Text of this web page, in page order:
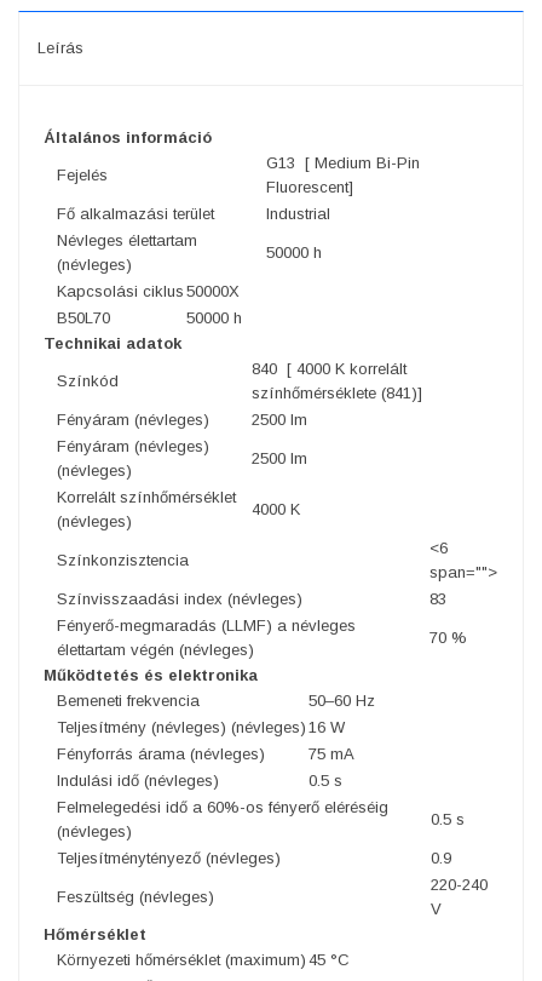
Leírás
Általános információ
Fejelés
G13 [ Medium Bi-Pin
Fluorescent]
Fő alkalmazási terület
Industrial
Névleges élettartam
(névleges)
50000 h
Kapcsolási ciklus 50000X
B50L70
50000 h
Technikai adatok
Színkód
840 [ 4000 K korrelált
színhőmérséklete (841)]
Fényáram (névleges)
2500 lm
Fényáram (névleges)
(névleges)
2500 lm
Korrelált színhőmérséklet
(névleges)
4000 K
Színkonzisztencia
<6
span="">
Színvisszaadási index (névleges)
83
Fényerő-megmaradás (LLMF) a névleges
élettartam végén (névleges)
70 %
Működtetés és elektronika
Bemeneti frekvencia
50–60 Hz
Teljesítmény (névleges) (névleges) 16 W
Fényforrás árama (névleges)
75 mA
Indulási idő (névleges)
0.5 s
Felmelegedési idő a 60%-os fényerő eléréséig
(névleges)
0.5 s
Teljesítménytényező (névleges) 0.9
Feszültség (névleges)
220-240
V
Hőmérséklet
Környezeti hőmérséklet (maximum) 45 °C